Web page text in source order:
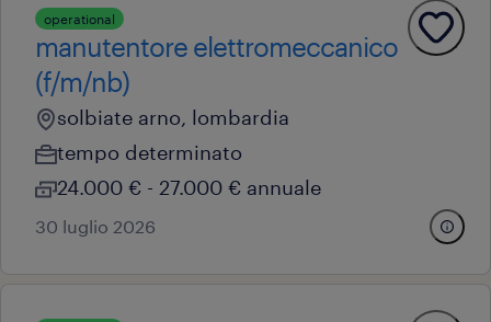
operational
manutentore elettromeccanico
(f/m/nb)
solbiate arno, lombardia
tempo determinato
24.000 € - 27.000 € annuale
30 luglio 2026